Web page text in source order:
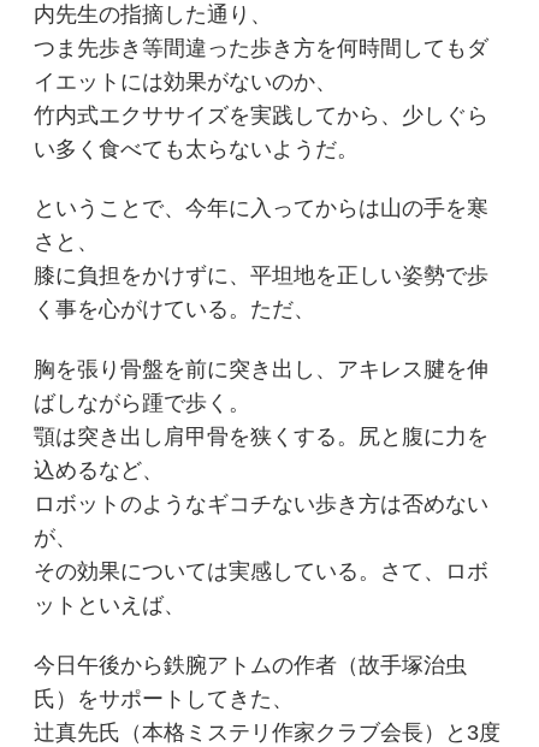
内先生の指摘した通り、
つま先歩き等間違った歩き方を何時間してもダ
イエットには効果がないのか、
竹内式エクササイズを実践してから、少しぐら
い多く食べても太らないようだ。
ということで、今年に入ってからは山の手を寒
さと、
膝に負担をかけずに、平坦地を正しい姿勢で歩
く事を心がけている。ただ、
胸を張り骨盤を前に突き出し、アキレス腱を伸
ばしながら踵で歩く。
顎は突き出し肩甲骨を狭くする。尻と腹に力を
込めるなど、
ロボットのようなギコチない歩き方は否めない
が、
その効果については実感している。さて、ロボ
ットといえば、
今日午後から鉄腕アトムの作者（故手塚治虫
氏）をサポートしてきた、
辻真先氏（本格ミステリ作家クラブ会長）と3度